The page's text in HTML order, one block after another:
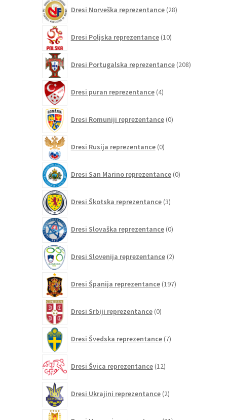
Dresi Norveška reprezentance 28izdelkov
Dresi Poljska reprezentance 10izdelkov
Dresi Portugalska reprezentance 208izdelkov
Dresi puran reprezentance 4izdelki
Dresi Romuniji reprezentance 0izdelkov
Dresi Rusija reprezentance 0izdelkov
Dresi San Marino reprezentance 0izdelkov
Dresi Škotska reprezentance 3izdelki
Dresi Slovaška reprezentance 0izdelkov
Dresi Slovenija reprezentance 2izdelka
Dresi Španija reprezentance 197izdelkov
Dresi Srbiji reprezentance 0izdelkov
Dresi Švedska reprezentance 7izdelkov
Dresi Švica reprezentance 12izdelkov
Dresi Ukrajini reprezentance 2izdelka